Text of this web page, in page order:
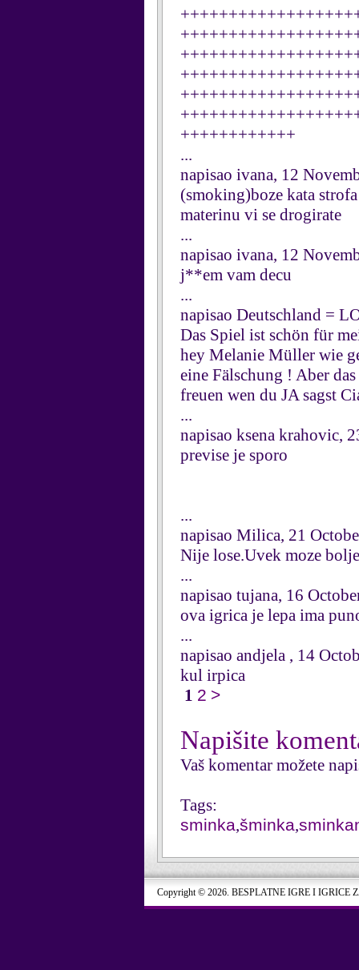
++++++++++++
...
napisao ivana, 12
(smoking)boze kata
materinu vi se drogirate
...
napisao ivana, 12
j**em vam decu
...
napisao Deutschland =
Das Spiel ist schön für
hey Melanie Müller wie
eine Fälschung ! Aber
freuen wen du JA sagst
...
napisao ksena krahovic,
previse je sporo
...
napisao Milica, 21
Nije lose.Uvek moze
...
napisao tujana, 16
ova igrica je lepa ima
...
napisao andjela , 14
kul irpica
1 2 >
Napišite
Vaš komentar možete
Tags:
sminka,šminka,
Copyright © 2026. BESPLATNE IGRE I IGRICE